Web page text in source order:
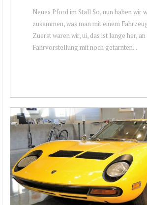
Neues Pford im Stall So, nun haben wir
zusammen, was man mit einem
Zuerst waren wir, ui, das ist lange her,
Fahrvorstellung mit noch getarnten...